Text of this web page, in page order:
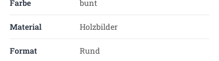
Farbe bunt
Material Holzbilder
Format Rund